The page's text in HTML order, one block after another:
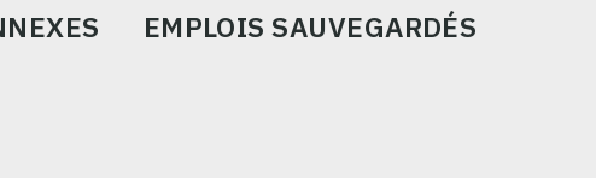
EMPLOIS SAUVEGARDÉS